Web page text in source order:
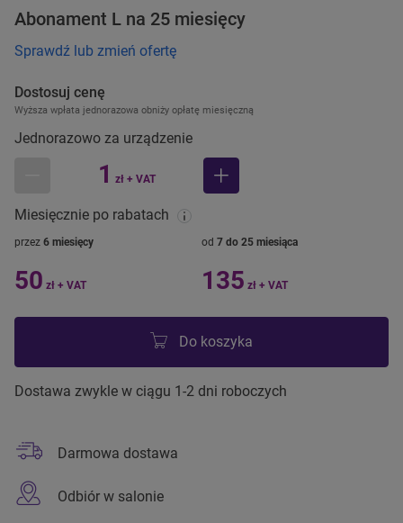
Abonament L na 25 miesięcy
Sprawdź lub zmień ofertę
Dostosuj cenę
Wyższa wpłata jednorazowa obniży opłatę miesięczną
Jednorazowo za urządzenie
1 zł + VAT
więcej
Miesięcznie po rabatach
przez 6 miesięcy od 7 do 25 miesiąca
50 zł + VAT 135 zł + VAT
Do koszyka
Dostawa zwykle w ciągu 1-2 dni roboczych
Darmowa dostawa
Odbiór w salonie